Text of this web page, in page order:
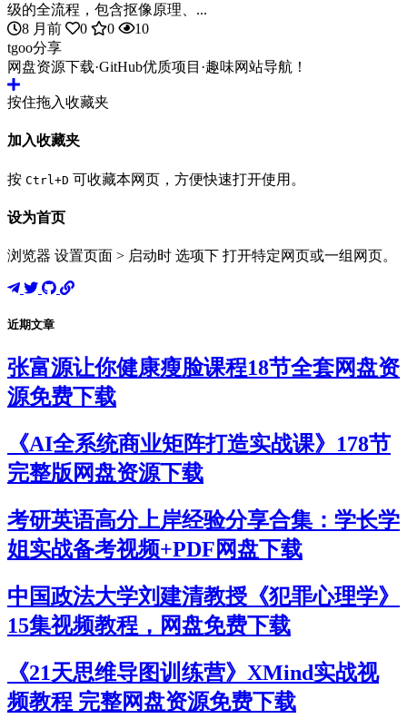
级的全流程，包含抠像原理、...
8 月前
0 0
10
tgoo分享
网盘资源下载·GitHub优质项目·趣味网站导航！
按住拖入收藏夹
加入收藏夹
按 Ctrl+D 可收藏本网页，方便快速打开使用。
设为首页
浏览器 设置页面 > 启动时 选项下 打开特定网页或一组网页。
近期文章
张富源让你健康瘦脸课程18节全套网盘资
源免费下载
《AI全系统商业矩阵打造实战课》178节
完整版网盘资源下载
考研英语高分上岸经验分享合集：学长学
姐实战备考视频+PDF网盘下载
中国政法大学刘建清教授《犯罪心理学》
15集视频教程，网盘免费下载
《21天思维导图训练营》XMind实战视
频教程 完整网盘资源免费下载